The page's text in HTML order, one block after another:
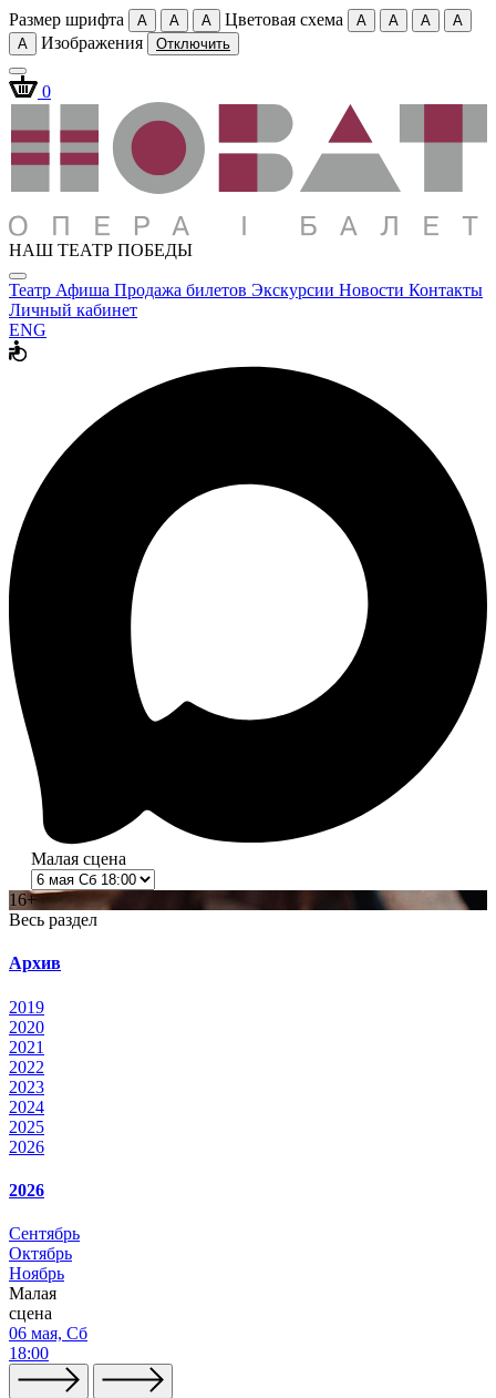
Размер шрифта A A A Цветовая схема A A A
A
A
Изображения Отключить
0
НАШ ТЕАТР ПОБЕДЫ
Театр Афиша Продажа билетов Экскурсии Новости Контакты
Личный кабинет
ENG
Малая сцена
16+
Весь раздел
Архив
2019
2020
2021
2022
2023
2024
2025
2026
2026
Сентябрь
Октябрь
Ноябрь
Малая
сцена
06 мая, Сб
18:00